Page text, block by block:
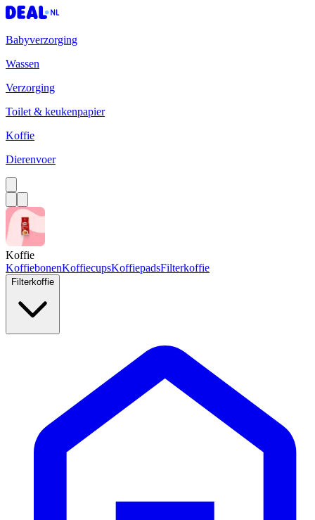
Babyverzorging
Wassen
Verzorging
Toilet & keukenpapier
Koffie
Dierenvoer
Koffie
KoffiebonenKoffiecupsKoffiepadsFilterkoffie
Filterkoffie